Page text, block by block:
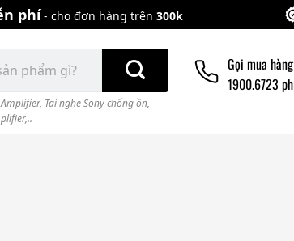
phí- cho đơn hàng trên 300k
, Tai nghe Sony chống ồn,
Gọi mua hàng
1900.6723